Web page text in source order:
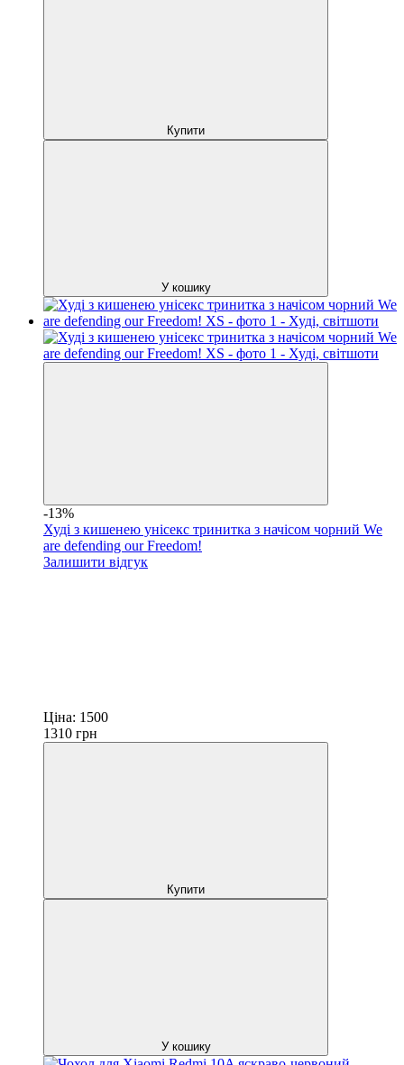
Купити
У кошику
-13%
Худі з кишенею унісекс тринитка з начісом чорний We
are defending our Freedom!
Залишити відгук
Ціна: 1500
1310 грн
Купити
У кошику